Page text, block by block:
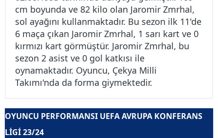
cm boyunda ve 82 kilo olan Jaromir Zmrhal,
sol ayağını kullanmaktadır. Bu sezon ilk 11'de
6 maça çıkan Jaromir Zmrhal, 1 sarı kart ve 0
kırmızı kart görmüştür. Jaromir Zmrhal, bu
sezon 2 asist ve 0 gol katkısı ile
oynamaktadır. Oyuncu, Çekya Milli
Takımı'nda da forma giymektedir.
OYUNCU PERFORMANSI UEFA AVRUPA KONFERANS
LIGI 23/24